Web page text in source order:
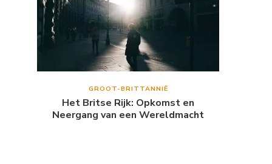
GROOT-BRITTANNIË
Het Britse Rijk: Opkomst en
Neergang van een Wereldmacht